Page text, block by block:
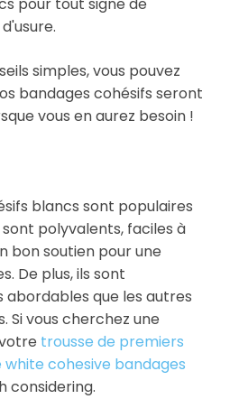
simples, vous pouvez
bandages cohésifs seront
vous en aurez besoin !
blancs sont populaires
sont polyvalents, faciles à
bon soutien pour une
De plus, ils sont
que les autres
Si vous cherchez une
trousse de premiers
white cohesive bandages
considering.